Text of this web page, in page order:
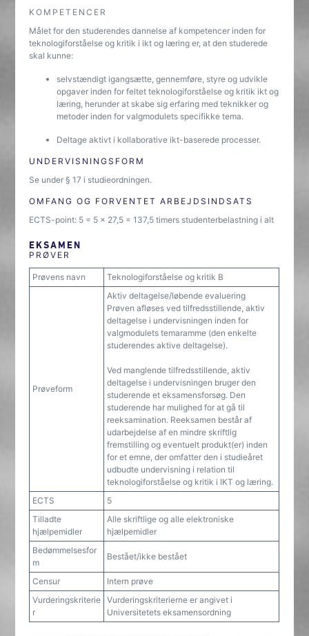
KOMPETENCER
Målet for den studerendes dannelse af kompetencer inden for
teknologiforståelse og kritik i ikt og læring er, at den studerede
skal kunne:
selvstændigt igangsætte, gennemføre, styre og udvikle
opgaver inden for feltet teknologiforståelse og kritik ikt og
læring, herunder at skabe sig erfaring med teknikker og
metoder inden for valgmodulets specifikke tema.
Deltage aktivt i kollaborative ikt-baserede processer.
UNDERVISNINGSFORM
Se under § 17 i studieordningen.
OMFANG OG FORVENTET ARBEJDSINDSATS
ECTS-point: 5 = 5 x 27,5 = 137,5 timers studenterbelastning i alt
EKSAMEN
PRØVER
Prøvens navn Teknologiforståelse og kritik B
Prøveform
Aktiv deltagelse/løbende evaluering
Prøven afløses ved tilfredsstillende, aktiv
deltagelse i undervisningen inden for
valgmodulets temaramme (den enkelte
studerendes aktive deltagelse).
Ved manglende tilfredsstillende, aktiv
deltagelse i undervisningen bruger den
studerende et eksamensforsøg. Den
studerende har mulighed for at gå til
reeksamination. Reeksamen består af
udarbejdelse af en mindre skriftlig
fremstilling og eventuelt produkt(er) inden
for et emne, der omfatter den i studieåret
udbudte undervisning i relation til
teknologiforståelse og kritik i IKT og læring.
ECTS
5
Tilladte
hjælpemidler
Alle skriftlige og alle elektroniske
hjælpemidler
Bedømmelsesfor
m
Bestået/ikke bestået
Censur
Intern prøve
Vurderingskriterie
r
Vurderingskriterierne er angivet i
Universitetets eksamensordning